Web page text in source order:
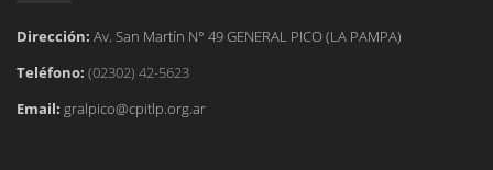
Dirección: Av. San Martín N° 49 GENERAL PICO (LA PAMPA)
Teléfono: (02302) 42-5623
Email: gralpico@cpitlp.org.ar